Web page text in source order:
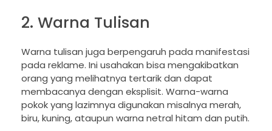
2. Warna Tulisan
Warna tulisan juga berpengaruh pada manifestasi
pada reklame. Ini usahakan bisa mengakibatkan
orang yang melihatnya tertarik dan dapat
membacanya dengan eksplisit. Warna-warna
pokok yang lazimnya digunakan misalnya merah,
biru, kuning, ataupun warna netral hitam dan putih.